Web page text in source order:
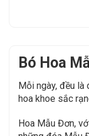
Bó Hoa
Mỗi ngày, đều
hoa khoe sắc
Hoa Mẫu Đơn,